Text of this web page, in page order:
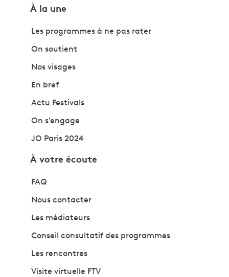
À la une
Les programmes à ne pas rater
On soutient
Nos visages
En bref
Actu Festivals
On s'engage
JO Paris 2024
À votre écoute
FAQ
Nous contacter
Les médiateurs
Conseil consultatif des programmes
Les rencontres
Visite virtuelle FTV